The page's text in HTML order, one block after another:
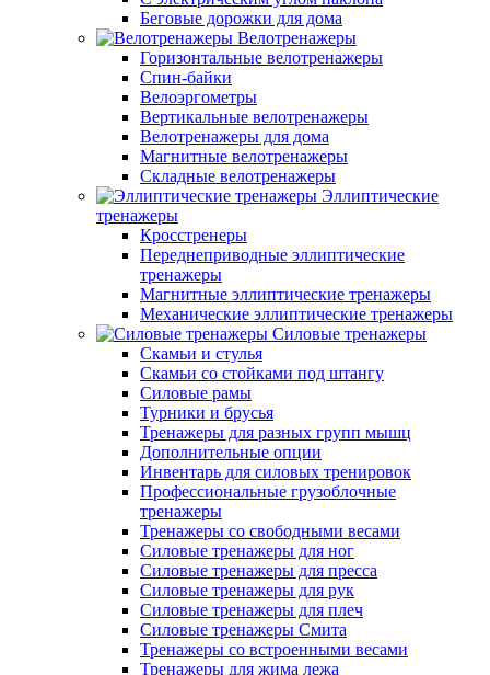
Беговые дорожки для дома
Велотренажеры
Горизонтальные велотренажеры
Спин-байки
Велоэргометры
Вертикальные велотренажеры
Велотренажеры для дома
Магнитные велотренажеры
Складные велотренажеры
Эллиптические
тренажеры
Кросстренеры
Переднеприводные эллиптические
тренажеры
Магнитные эллиптические тренажеры
Механические эллиптические тренажеры
Силовые тренажеры
Скамьи и стулья
Скамьи со стойками под штангу
Силовые рамы
Турники и брусья
Тренажеры для разных групп мышц
Дополнительные опции
Инвентарь для силовых тренировок
Профессиональные грузоблочные
тренажеры
Тренажеры со свободными весами
Силовые тренажеры для ног
Силовые тренажеры для пресса
Силовые тренажеры для рук
Силовые тренажеры для плеч
Силовые тренажеры Смита
Тренажеры со встроенными весами
Тренажеры для жима лежа